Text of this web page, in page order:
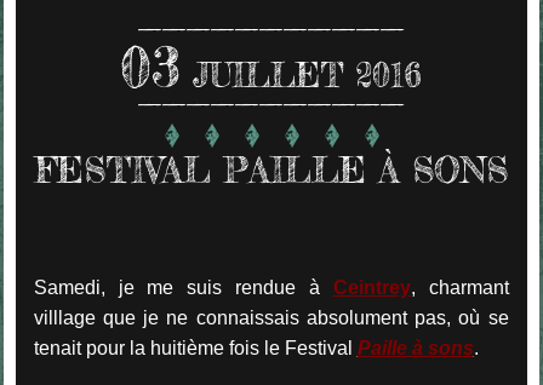
03 JUILLET 2016
FESTIVAL PAILLE À SONS
Samedi, je me suis rendue à Ceintrey, charmant
villlage que je ne connaissais absolument pas, où se
tenait pour la huitième fois le Festival Paille à sons.